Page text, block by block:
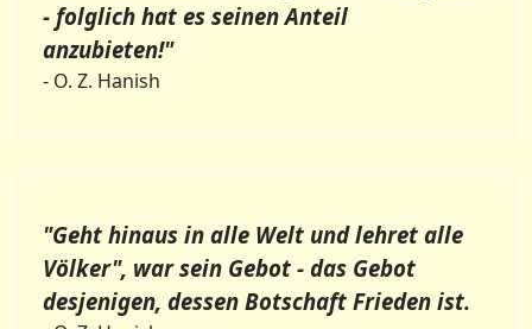
- folglich hat es seinen Anteil
anzubieten!"
- O. Z. Hanish
"Geht hinaus in alle Welt und lehret alle
Völker", war sein Gebot - das Gebot
desjenigen, dessen Botschaft Frieden ist.